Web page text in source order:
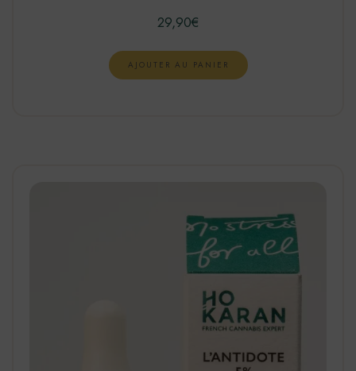
29,90€
AJOUTER AU PANIER